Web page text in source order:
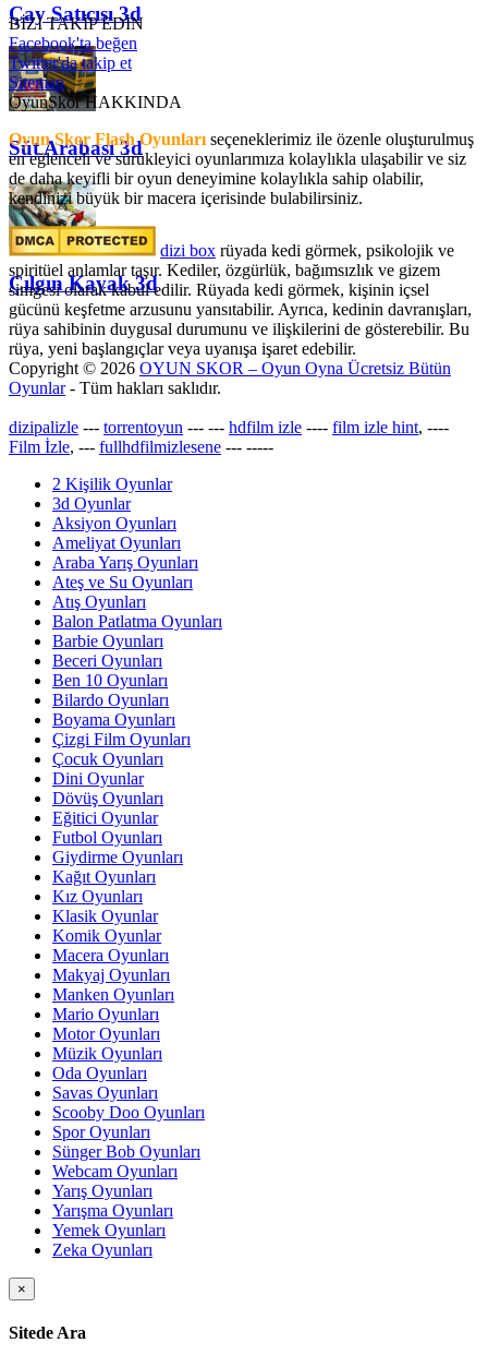
Çay Satıcısı 3d
Süt Arabası 3d
Çılgın Kayak 3d
BİZİ TAKİP EDİN
Facebook'ta beğen
Twitter'da takip et
Sitemap
OyunSkor HAKKINDA
Oyun Skor Flash Oyunları seçeneklerimiz ile özenle oluşturulmuş
en eğlenceli ve sürükleyici oyunlarımıza kolaylıkla ulaşabilir ve siz
de daha keyifli bir oyun deneyimine kolaylıkla sahip olabilir,
kendinizi büyük bir macera içerisinde bulabilirsiniz.
dizi box rüyada kedi görmek​, psikolojik ve
spiritüel anlamlar taşır. Kediler, özgürlük, bağımsızlık ve gizem
simgesi olarak kabul edilir. Rüyada kedi görmek, kişinin içsel
gücünü keşfetme arzusunu yansıtabilir. Ayrıca, kedinin davranışları,
rüya sahibinin duygusal durumunu ve ilişkilerini de gösterebilir. Bu
rüya, yeni başlangıçlar veya uyanışa işaret edebilir.
Copyright © 2026 OYUN SKOR – Oyun Oyna Ücretsiz Bütün
Oyunlar- Tüm hakları saklıdır.
dizipalizle --- torrentoyun --- --- hdfilm izle ---- film izle hint, ----
Film İzle, --- fullhdfilmizlesene --- -----
2 Kişilik Oyunlar
3d Oyunlar
Aksiyon Oyunları
Ameliyat Oyunları
Araba Yarış Oyunları
Ateş ve Su Oyunları
Atış Oyunları
Balon Patlatma Oyunları
Barbie Oyunları
Beceri Oyunları
Ben 10 Oyunları
Bilardo Oyunları
Boyama Oyunları
Çizgi Film Oyunları
Çocuk Oyunları
Dini Oyunlar
Dövüş Oyunları
Eğitici Oyunlar
Futbol Oyunları
Giydirme Oyunları
Kağıt Oyunları
Kız Oyunları
Klasik Oyunlar
Komik Oyunlar
Macera Oyunları
Makyaj Oyunları
Manken Oyunları
Mario Oyunları
Motor Oyunları
Müzik Oyunları
Oda Oyunları
Savas Oyunları
Scooby Doo Oyunları
Spor Oyunları
Sünger Bob Oyunları
Webcam Oyunları
Yarış Oyunları
Yarışma Oyunları
Yemek Oyunları
Zeka Oyunları
×
Sitede Ara